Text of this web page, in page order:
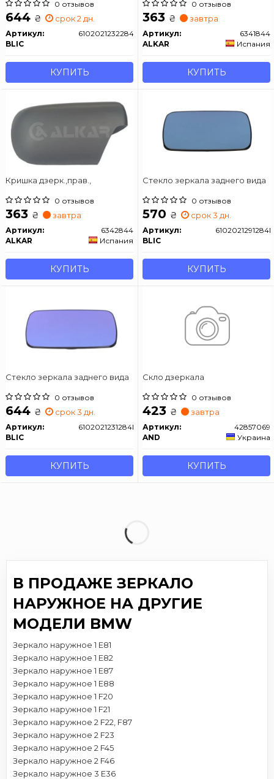
0 отзывов
644 ₴ срок 2 дн.
Артикул:
6102021232284P
BLIC
КУПИТЬ
0 отзывов
363 ₴ завтра
Артикул:
6341844
ALKAR
Испания
КУПИТЬ
Кришка дзерк.,прав.,
0 отзывов
363 ₴ завтра
Артикул:
6342844
ALKAR
Испания
КУПИТЬ
Стекло зеркала заднего вида
0 отзывов
570 ₴ срок 3 дн.
Артикул:
6102021291284P
BLIC
КУПИТЬ
Стекло зеркала заднего вида
0 отзывов
644 ₴ срок 3 дн.
Артикул:
6102021231284P
BLIC
КУПИТЬ
Скло дзеркала
0 отзывов
423 ₴ завтра
Артикул:
42857069
AND
Украина
КУПИТЬ
В ПРОДАЖЕ ЗЕРКАЛО
НАРУЖНОЕ НА ДРУГИЕ
МОДЕЛИ BMW
Зеркало наружное 1 E81
Зеркало наружное 1 E82
Зеркало наружное 1 E87
Зеркало наружное 1 E88
Зеркало наружное 1 F20
Зеркало наружное 1 F21
Зеркало наружное 2 F22, F87
Зеркало наружное 2 F23
Зеркало наружное 2 F45
Зеркало наружное 2 F46
Зеркало наружное 3 E36